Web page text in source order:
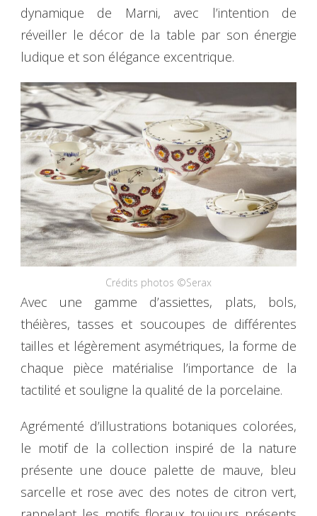
dynamique de Marni, avec l’intention de
réveiller le décor de la table par son énergie
ludique et son élégance excentrique.
Crédits photos ©Serax
Avec une gamme d’assiettes, plats, bols,
théières, tasses et soucoupes de différentes
tailles et légèrement asymétriques, la forme de
chaque pièce matérialise l’importance de la
tactilité et souligne la qualité de la porcelaine.
Agrémenté d’illustrations botaniques colorées,
le motif de la collection inspiré de la nature
présente une douce palette de mauve, bleu
sarcelle et rose avec des notes de citron vert,